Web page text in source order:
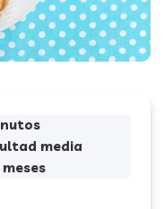
media
meses